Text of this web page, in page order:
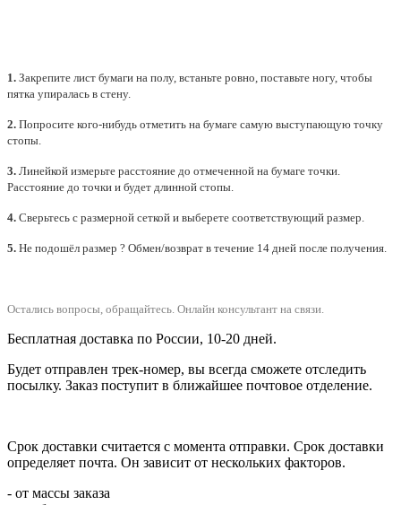
1. Закрепите лист бумаги на полу, встаньте ровно, поставьте ногу, чтобы
пятка упиралась в стену.
2. Попросите кого-нибудь отметить на бумаге самую выступающую точку
стопы.
3. Линейкой измерьте расстояние до отмеченной на бумаге точки.
Расстояние до точки и будет длинной стопы.
4. Сверьтесь с размерной сеткой и выберете соответствующий размер.
5. Не подошёл размер ? Обмен/возврат в течение 14 дней после получения.
Остались вопросы, обращайтесь. Онлайн консультант на связи.
Бесплатная доставка по России, 10-20 дней.
Будет отправлен трек-номер, вы всегда сможете отследить
посылку. Заказ поступит в ближайшее почтовое отделение.
Срок доставки считается с момента отправки. Срок доставки
определяет почта. Он зависит от нескольких факторов.
- от массы заказа